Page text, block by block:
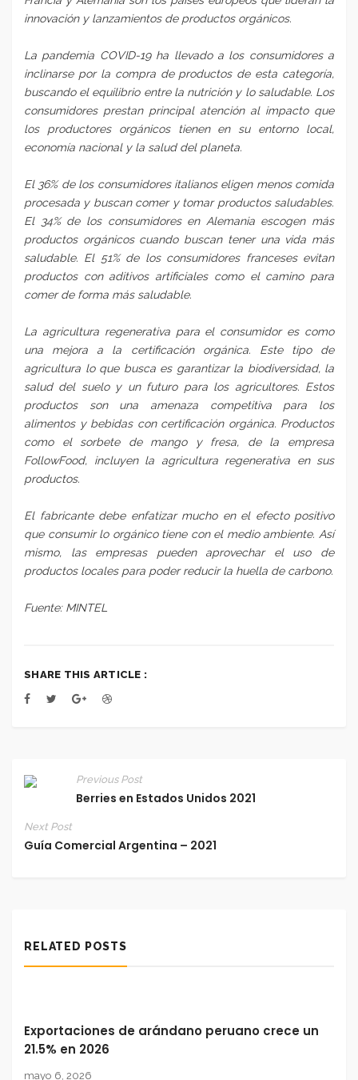
innovación y lanzamientos de productos orgánicos.
La pandemia COVID-19 ha llevado a los consumidores a
inclinarse por la compra de productos de esta categoría,
buscando el equilibrio entre la nutrición y lo saludable. Los
consumidores prestan principal atención al impacto que
los productores orgánicos tienen en su entorno local,
economía nacional y la salud del planeta.
El 36% de los consumidores italianos eligen menos comida
procesada y buscan comer y tomar productos saludables.
El 34% de los consumidores en Alemania escogen más
productos orgánicos cuando buscan tener una vida más
saludable. El 51% de los consumidores franceses evitan
productos con aditivos artificiales como el camino para
comer de forma más saludable.
La agricultura regenerativa para el consumidor es como
una mejora a la certificación orgánica. Este tipo de
agricultura lo que busca es garantizar la biodiversidad, la
salud del suelo y un futuro para los agricultores. Estos
productos son una amenaza competitiva para los
alimentos y bebidas con certificación orgánica. Productos
como el sorbete de mango y fresa, de la empresa
FollowFood, incluyen la agricultura regenerativa en sus
productos.
El fabricante debe enfatizar mucho en el efecto positivo
que consumir lo orgánico tiene con el medio ambiente. Así
mismo, las empresas pueden aprovechar el uso de
productos locales para poder reducir la huella de carbono.
Fuente: MINTEL
SHARE THIS ARTICLE :
Previous Post
Berries en Estados Unidos 2021
Next Post
Guía Comercial Argentina – 2021
RELATED POSTS
Exportaciones de arándano peruano crece un
21.5% en 2026
mayo 6, 2026